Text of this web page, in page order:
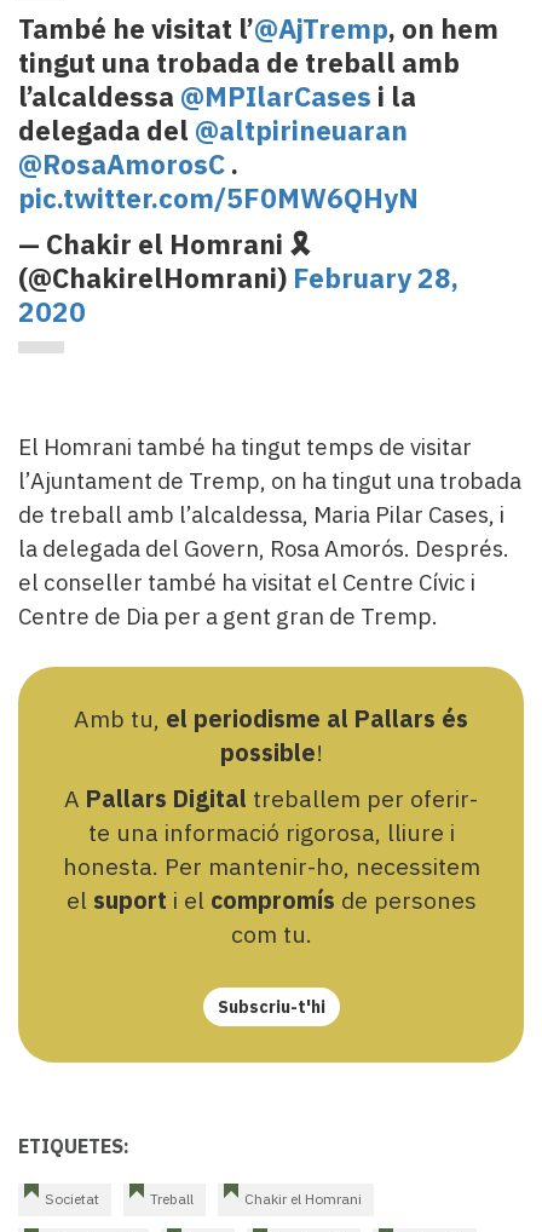
També he visitat l’@AjTremp, on hem
tingut una trobada de treball amb
l’alcaldessa @MPIlarCases i la
delegada del @altpirineuaran
@RosaAmorosC .
pic.twitter.com/5F0MW6QHyN
— Chakir el Homrani 🎗
(@ChakirelHomrani) February 28,
2020
El Homrani també ha tingut temps de visitar
l’Ajuntament de Tremp, on ha tingut una trobada
de treball amb l’alcaldessa, Maria Pilar Cases, i
la delegada del Govern, Rosa Amorós. Després.
el conseller també ha visitat el Centre Cívic i
Centre de Dia per a gent gran de Tremp.
Amb tu, el periodisme al Pallars és
possible!
A Pallars Digital treballem per oferir-
te una informació rigorosa, lliure i
honesta. Per mantenir-ho, necessitem
el suport i el compromís de persones
com tu.
Subscriu-t'hi
ETIQUETES:
Societat Treball Chakir el Homrani